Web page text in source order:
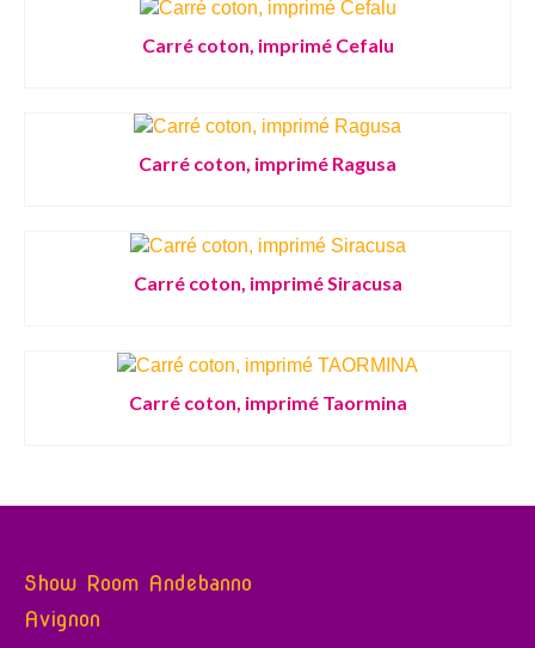
Carré coton, imprimé Cefalu
Carré coton, imprimé Ragusa
Carré coton, imprimé Siracusa
Carré coton, imprimé Taormina
Show Room Andebanno
Avignon